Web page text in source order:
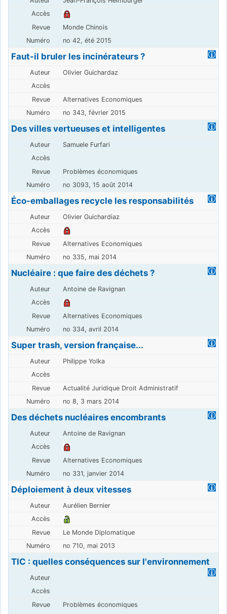
Monde Chinois
no 42, été 2015
Faut-il bruler les incinérateurs ?
Olivier Guichardaz
Alternatives Economiques
no 343, février 2015
Des villes vertueuses et intelligentes
Samuele Furfari
Problèmes économiques
no 3093, 15 août 2014
Éco-emballages recycle les responsabilités
Olivier Guichardiaz
Alternatives Economiques
no 335, mai 2014
Nucléaire : que faire des déchets ?
Antoine de Ravignan
Alternatives Economiques
no 334, avril 2014
Super trash, version française...
Philippe Yolka
Actualité Juridique Droit Administratif
no 8, 3 mars 2014
Des déchets nucléaires encombrants
Antoine de Ravignan
Alternatives Economiques
no 331, janvier 2014
Déploiement à deux vitesses
Aurélien Bernier
Le Monde Diplomatique
no 710, mai 2013
TIC : quelles conséquences sur l'environnement
Problèmes économiques